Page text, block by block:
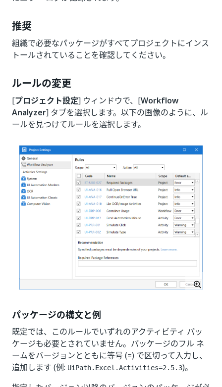
推奨
組織で必要なパッケージがすべてプロジェクトにインス
トールされていることを確認してください。
ルールの変更
[プロジェクト設定] ウィンドウで、[Workflow
Analyzer] タブを選択します。以下の画像のように、ル
ールを見つけてルールを選択します。
パッケージの構文と例
既定では、このルールでいずれのアクティビティ パッ
ケージも必要とされていません。パッケージのフル ネ
ームをバージョンとともに等号 (=) で区切って入力し、
追加します (例: UiPath.Excel.Activities=2.5.3)。